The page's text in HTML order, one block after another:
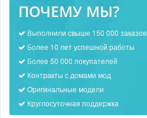
ПОЧЕМУ МЫ?
Выполнили свыше 150 000 заказов
Более 10 лет успешной работы
Более 50 000 покупателей
Контракты с домами мод
Оригинальные модели
Круглосуточная поддержка